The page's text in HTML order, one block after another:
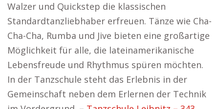
Walzer und Quickstep die klassischen
Standardtanzliebhaber erfreuen. Tänze wie Cha-
Cha-Cha, Rumba und Jive bieten eine großartige
Möglichkeit für alle, die lateinamerikanische
Lebensfreude und Rhythmus spüren möchten.
In der Tanzschule steht das Erlebnis in der
Gemeinschaft neben dem Erlernen der Technik